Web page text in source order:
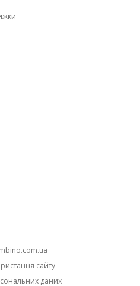
сайту
даних